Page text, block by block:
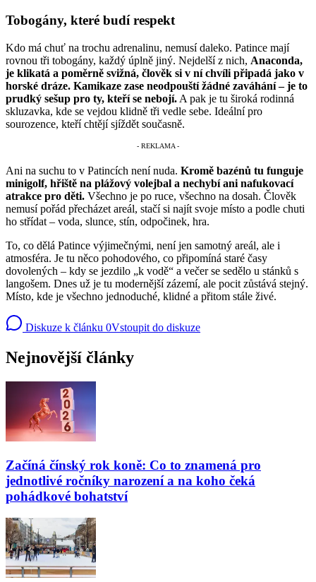
Tobogány, které budí respekt
Kdo má chuť na trochu adrenalinu, nemusí daleko. Patince mají
rovnou tři tobogány, každý úplně jiný. Nejdelší z nich, Anaconda,
je klikatá a poměrně svižná, člověk si v ní chvíli připadá jako v
horské dráze. Kamikaze zase neodpouští žádné zaváhání – je to
prudký sešup pro ty, kteří se nebojí. A pak je tu široká rodinná
skluzavka, kde se vejdou klidně tři vedle sebe. Ideální pro
sourozence, kteří chtějí sjíždět současně.
Ani na suchu to v Patincích není nuda. Kromě bazénů tu funguje
minigolf, hřiště na plážový volejbal a nechybí ani nafukovací
atrakce pro děti. Všechno je po ruce, všechno na dosah. Člověk
nemusí pořád přecházet areál, stačí si najít svoje místo a podle chuti
ho střídat – voda, slunce, stín, odpočinek, hra.
To, co dělá Patince výjimečnými, není jen samotný areál, ale i
atmosféra. Je tu něco pohodového, co připomíná staré časy
dovolených – kdy se jezdilo „k vodě“ a večer se sedělo u stánků s
langošem. Dnes už je tu modernější zázemí, ale pocit zůstává stejný.
Místo, kde je všechno jednoduché, klidné a přitom stále živé.
Diskuze k článku 0Vstoupit do diskuze
Nejnovější články
Začíná čínský rok koně: Co to znamená pro
jednotlivé ročníky narození a na koho čeká
pohádkové bohatství